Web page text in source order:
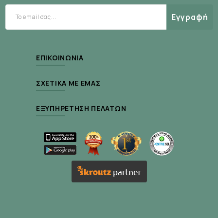
Εγγραφή
ΕΠΙΚΟΙΝΩΝΊΑ
ΣΧΕΤΙΚΆ ΜΕ ΕΜΆΣ
ΕΞΥΠΗΡΈΤΗΣΗ ΠΕΛΑΤΏΝ